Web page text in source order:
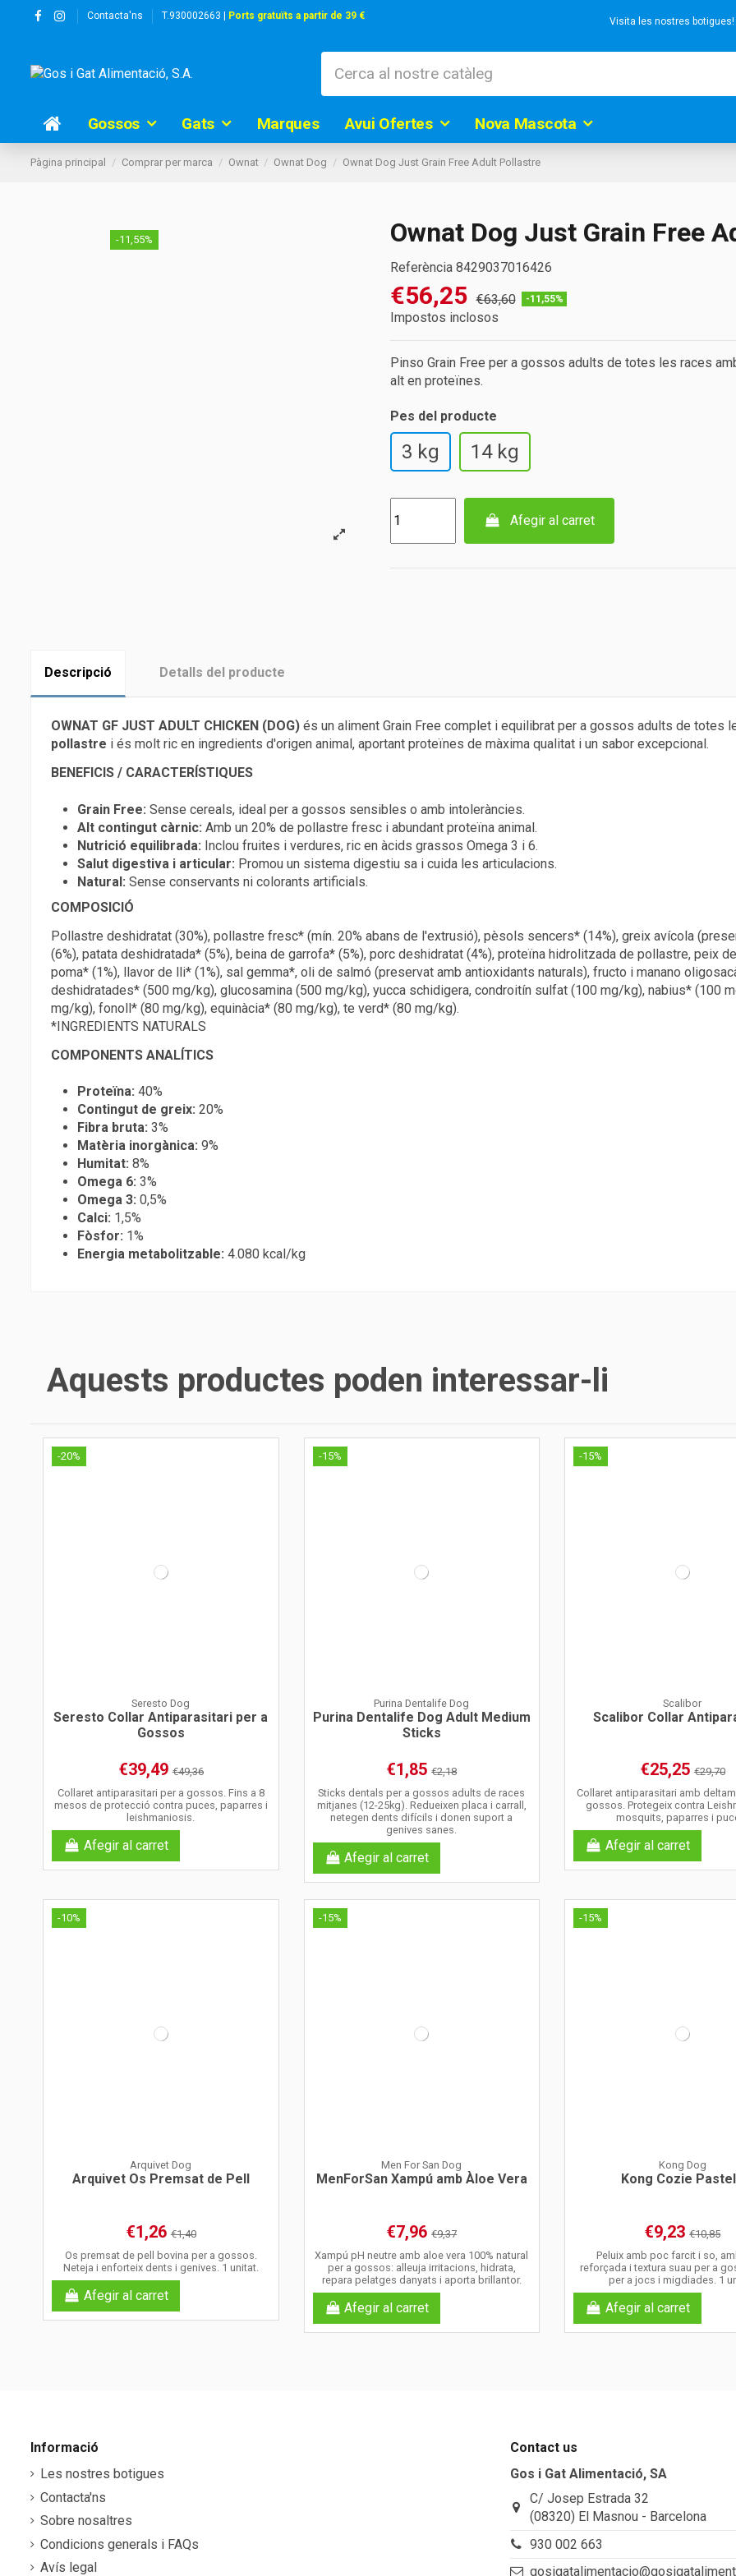
Contacta'ns T.930002663 | Ports gratuïts a partir de 39 €
Visita les nostres
Gossos Gats Marques Avui Ofertes Nova Mascota
Pàgina principal Comprar per marca Ownat Ownat Dog Ownat Dog Just Grain Free Adult Pollastre
-11,55% Ownat Dog Just Grain Free
Referència 8429037016426
€56,25 €63,60 -11,55%
Impostos inclosos
Pinso Grain Free per a gossos adults de totes les races
alt en proteïnes.
Pes del producte
3 kg 14 kg
Afegir al carret
Descripció Detalls del producte
OWNAT GF JUST ADULT CHICKEN (DOG) és un aliment Grain Free complet i equilibrat per a gossos adults de totes
pollastre i és molt ric en ingredients d'origen animal, aportant proteïnes de màxima qualitat i un sabor excepcional.
BENEFICIS / CARACTERÍSTIQUES
Grain Free: Sense cereals, ideal per a gossos sensibles o amb intoleràncies.
Alt contingut càrnic: Amb un 20% de pollastre fresc i abundant proteïna animal.
Nutrició equilibrada: Inclou fruites i verdures, ric en àcids grassos Omega 3 i 6.
Salut digestiva i articular: Promou un sistema digestiu sa i cuida les articulacions.
Natural: Sense conservants ni colorants artificials.
COMPOSICIÓ
Pollastre deshidratat (30%), pollastre fresc* (mín. 20% abans de l'extrusió), pèsols sencers* (14%), greix avícola
(6%), patata deshidratada* (5%), beina de garrofa* (5%), porc deshidratat (4%), proteïna hidrolitzada de pollastre, peix
poma* (1%), llavor de lli* (1%), sal gemma*, oli de salmó (preservat amb antioxidants naturals), fructo i manano
deshidratades* (500 mg/kg), glucosamina (500 mg/kg), yucca schidigera, condroitín sulfat (100 mg/kg), nabius* (100
mg/kg), fonoll* (80 mg/kg), equinàcia* (80 mg/kg), te verd* (80 mg/kg).
*INGREDIENTS NATURALS
COMPONENTS ANALÍTICS
Proteïna: 40%
Contingut de greix: 20%
Fibra bruta: 3%
Matèria inorgànica: 9%
Humitat: 8%
Omega 6: 3%
Omega 3: 0,5%
Calci: 1,5%
Fòsfor: 1%
Energia metabolitzable: 4.080 kcal/kg
Aquests productes poden interessar-li
-20%
Seresto Dog
Seresto Collar Antiparasitari per a
Gossos
€39,49€49,36
Collaret antiparasitari per a gossos. Fins a 8
mesos de protecció contra puces, paparres i
leishmaniosis.
Afegir al carret
-15%
Purina Dentalife Dog
Purina Dentalife Dog Adult Medium
Sticks
€1,85€2,18
Sticks dentals per a gossos adults de races
mitjanes (12-25kg). Redueixen placa i carrall,
netegen dents difícils i donen suport a
genives sanes.
Afegir al carret
-15%
Scalibor
Scalibor Collar
€25,25€29,70
Collaret antiparasitari amb
gossos. Protegeix contra
mosquits, paparres i
Afegir al carret
-10%
Arquivet Dog
Arquivet Os Premsat de Pell
€1,26€1,40
Os premsat de pell bovina per a gossos.
Neteja i enforteix dents i genives. 1 unitat.
Afegir al carret
-15%
Men For San Dog
MenForSan Xampú amb Àloe Vera
€7,96€9,37
Xampú pH neutre amb aloe vera 100% natural
per a gossos: alleuja irritacions, hidrata,
repara pelatges danyats i aporta brillantor.
Afegir al carret
-15%
Kong Dog
Kong Cozie
€9,23€10,85
Peluix amb poc farcit i so,
reforçada i textura suau per a
per a jocs i migdiades. 1
Afegir al carret
Informació
Les nostres botigues
Contacta'ns
Sobre nosaltres
Condicions generals i FAQs
Avís legal
Contact us
Gos i Gat Alimentació, SA
C/ Josep Estrada 32
(08320) El Masnou - Barcelona
930 002 663